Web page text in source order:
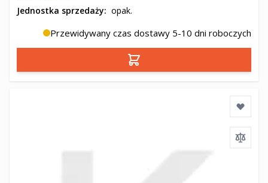
Jednostka sprzedaży: opak.
Przewidywany czas dostawy 5-10 dni roboczych
Dodaj do koszyka